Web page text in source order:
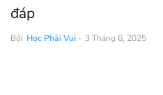
đáp
Bởi Học Phải Vui - 3 Tháng 6, 2025